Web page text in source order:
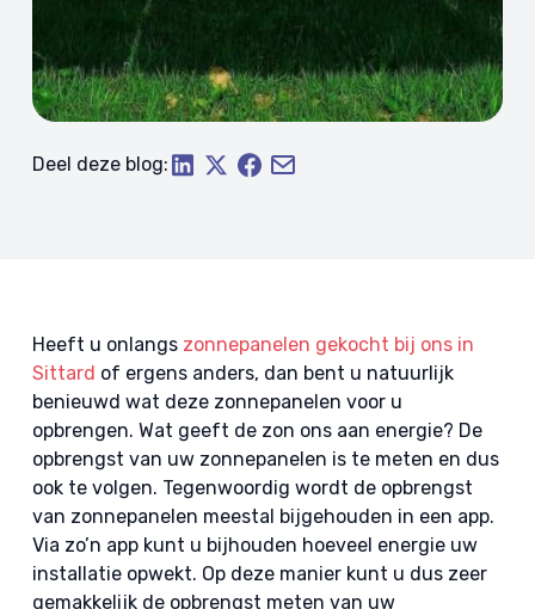
Deel deze blog:
Heeft u onlangs zonnepanelen gekocht bij ons in
Sittard of ergens anders, dan bent u natuurlijk
benieuwd wat deze zonnepanelen voor u
opbrengen. Wat geeft de zon ons aan energie? De
opbrengst van uw zonnepanelen is te meten en dus
ook te volgen. Tegenwoordig wordt de opbrengst
van zonnepanelen meestal bijgehouden in een app.
Via zo’n app kunt u bijhouden hoeveel energie uw
installatie opwekt. Op deze manier kunt u dus zeer
gemakkelijk de opbrengst meten van uw